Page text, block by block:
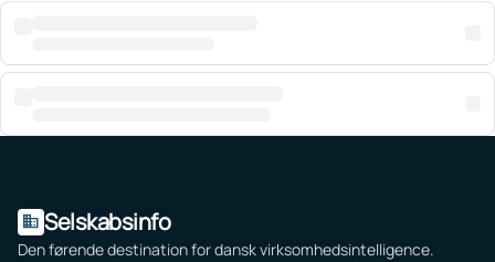
domain Selskabsinfo
Den førende destination for dansk virksomhedsintelligence.